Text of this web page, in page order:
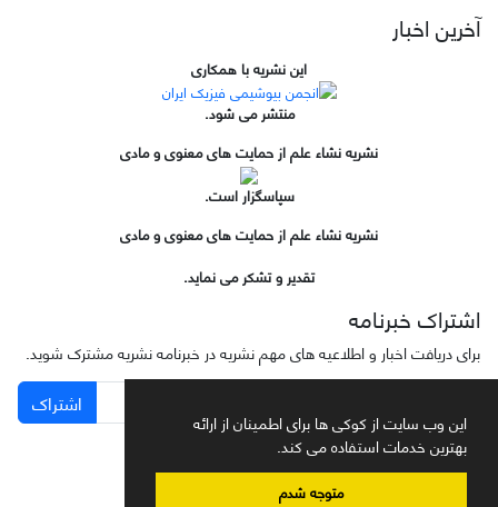
این وب سایت از کوکی ها برای اطمینان از ارائه
بهترین خدمات استفاده می کند.
متوجه شدم
آخرین اخبار
این نشریه با همکاری
منتشر می شود.
نشریه نشاء علم از حمایت های معنوی و مادی
سپاسگزار است.
نشریه نشاء علم از حمایت های معنوی و مادی
تقدیر و تشکر می نماید.
اشتراک خبرنامه
برای دریافت اخبار و اطلاعیه های مهم نشریه در خبرنامه نشریه مشترک شوید.
اشتراک